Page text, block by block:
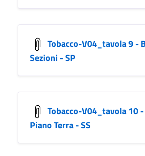
Tobacco-V04_tavola 9 -
Sezioni - SP
Tobacco-V04_tavola 10
Piano Terra - SS